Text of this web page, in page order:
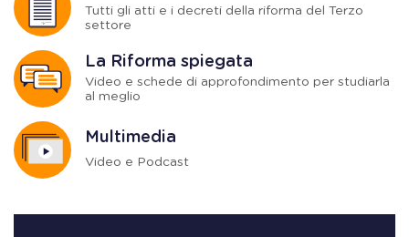
Tutti gli atti e i decreti della riforma del Terzo
settore
La Riforma spiegata
Video e schede di approfondimento per studiarla
al meglio
Multimedia
Video e Podcast